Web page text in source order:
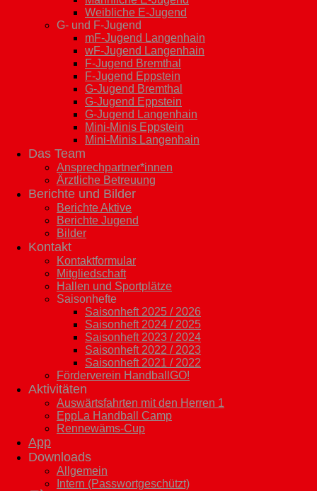
Weibliche E-Jugend
G- und F-Jugend
mF-Jugend Langenhain
wF-Jugend Langenhain
F-Jugend Bremthal
F-Jugend Eppstein
G-Jugend Bremthal
G-Jugend Eppstein
G-Jugend Langenhain
Mini-Minis Eppstein
Mini-Minis Langenhain
Das Team
Ansprechpartner*innen
Ärztliche Betreuung
Berichte und Bilder
Berichte Aktive
Berichte Jugend
Bilder
Kontakt
Kontaktformular
Mitgliedschaft
Hallen und Sportplätze
Saisonhefte
Saisonheft 2025 / 2026
Saisonheft 2024 / 2025
Saisonheft 2023 / 2024
Saisonheft 2022 / 2023
Saisonheft 2021 / 2022
Förderverein HandballGO!
Aktivitäten
Auswärtsfahrten mit den Herren 1
EppLa Handball Camp
Rennewäms-Cup
App
Downloads
Allgemein
Intern (Passwortgeschützt)